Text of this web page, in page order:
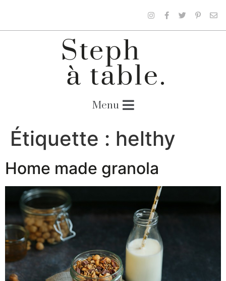
Étiquette : helthy
Home made granola